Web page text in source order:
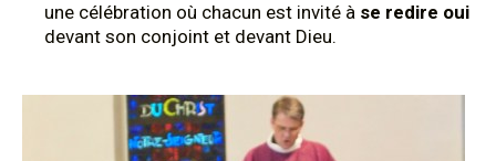
une célébration où chacun est invité à se redire oui
devant son conjoint et devant Dieu.